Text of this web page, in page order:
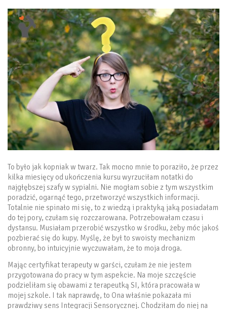
To było jak kopniak w twarz. Tak mocno mnie to poraziło, że przez
kilka miesięcy od ukończenia kursu wyrzuciłam notatki do
najgłębszej szafy w sypialni. Nie mogłam sobie z tym wszystkim
poradzić, ogarnąć tego, przetworzyć wszystkich informacji.
Totalnie nie spinało mi się, to z wiedzą i praktyką jaką posiadałam
do tej pory, czułam się rozczarowana. Potrzebowałam czasu i
dystansu. Musiałam przerobić wszystko w środku, żeby móc jakoś
pozbierać się do kupy. Myślę, że był to swoisty mechanizm
obronny, bo intuicyjnie wyczuwałam, że to moja droga.
Mając certyfikat terapeuty w garści, czułam że nie jestem
przygotowana do pracy w tym aspekcie. Na moje szczęście
podzieliłam się obawami z terapeutką SI, która pracowała w
mojej szkole. I tak naprawdę, to Ona właśnie pokazała mi
prawdziwy sens Integracji Sensorycznej. Chodziłam do niej na